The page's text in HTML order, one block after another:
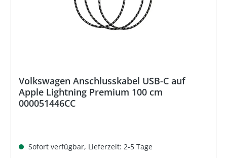
Volkswagen Anschlusskabel USB-C auf
Apple Lightning Premium 100 cm
000051446CC
Sofort verfügbar, Lieferzeit: 2-5 Tage